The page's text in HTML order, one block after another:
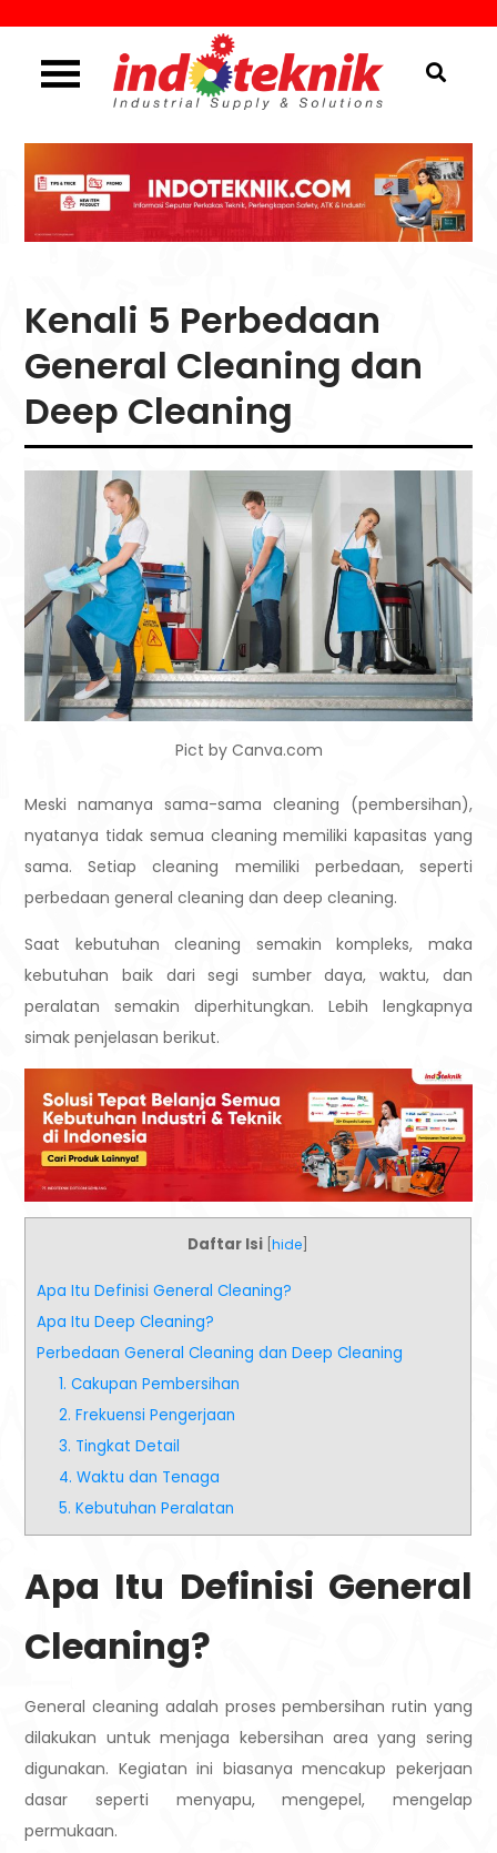
content
Seputar Teknik, Safety,
ATK & Industri
Kenali 5 Perbedaan
General Cleaning dan
Deep Cleaning
Pict by Canva.com
Meski namanya sama-sama cleaning (pembersihan),
nyatanya tidak semua cleaning memiliki kapasitas yang
sama. Setiap cleaning memiliki perbedaan, seperti
perbedaan general cleaning dan deep cleaning.
Saat kebutuhan cleaning semakin kompleks, maka
kebutuhan baik dari segi sumber daya, waktu, dan
peralatan semakin diperhitungkan. Lebih lengkapnya
simak penjelasan berikut.
Daftar Isi [hide
Apa Itu Definisi General Cleaning?
Apa Itu Deep Cleaning?
Perbedaan General Cleaning dan Deep Cleaning
1. Cakupan Pembersihan
2. Frekuensi Pengerjaan
3. Tingkat Detail
4. Waktu dan Tenaga
5. Kebutuhan Peralatan
Apa Itu Definisi General
Cleaning?
General cleaning adalah proses pembersihan rutin yang
dilakukan untuk menjaga kebersihan area yang sering
digunakan. Kegiatan ini biasanya mencakup pekerjaan
dasar seperti menyapu, mengepel, mengelap
permukaan.